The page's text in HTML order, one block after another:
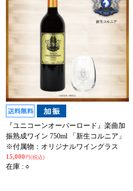
『ユニコーンオーバーロード』楽曲加
振熟成ワイン 750ml 「新生コルニア」
※付属物：オリジナルワイングラス
15,000 円(税込)
在庫 : ○